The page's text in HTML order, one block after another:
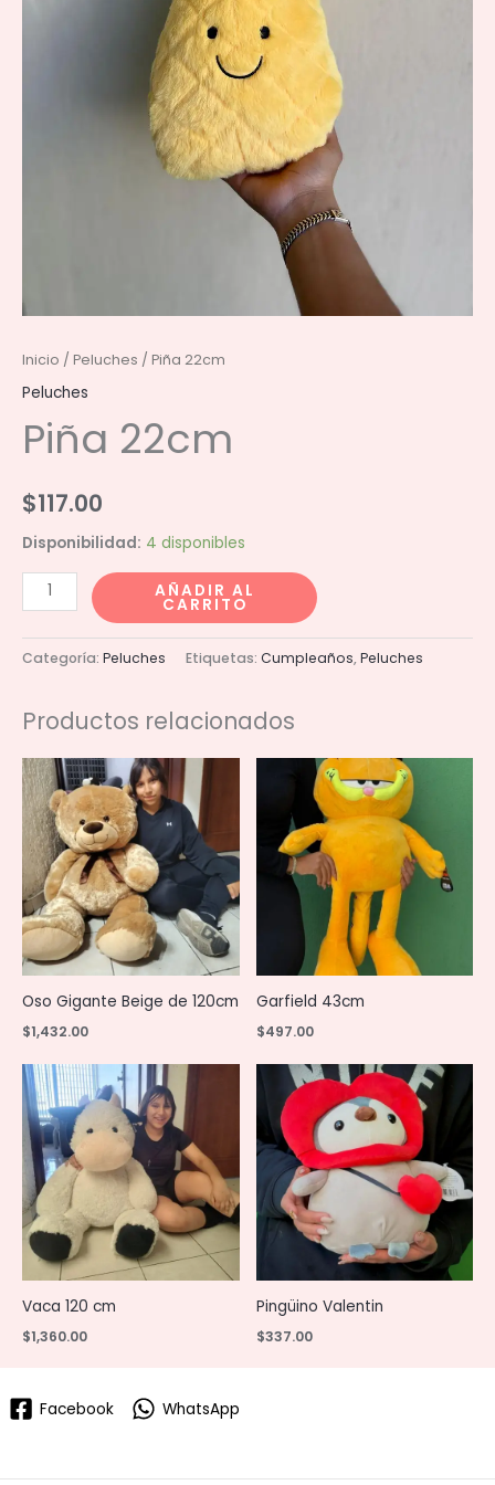
Inicio / Peluches / Piña 22cm
Peluches
Piña 22cm
$117.00
Disponibilidad: 4 disponibles
Piña
22cm
cantidad
AÑADIR AL
CARRITO
Categoría: Peluches Etiquetas: Cumpleaños,Peluches
Productos relacionados
Oso Gigante Beige de 120cm
$1,432.00
Garfield 43cm
$497.00
Vaca 120 cm
$1,360.00
Pingüino Valentin
$337.00
Facebook WhatsApp